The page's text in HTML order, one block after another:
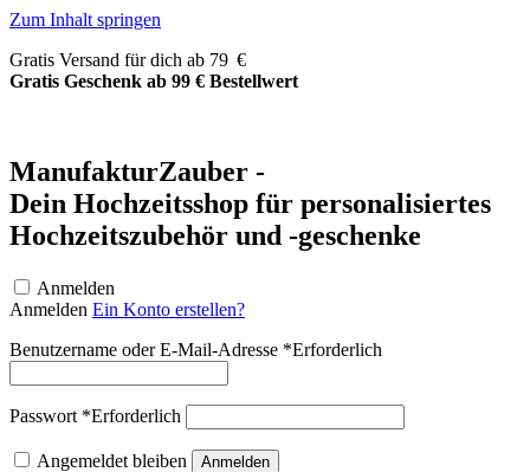
Zum Inhalt springen
Gratis Versand für dich ab 79 €
Gratis Geschenk ab 99 € Bestellwert
ManufakturZauber -
Dein Hochzeitsshop für personalisiertes
Hochzeitszubehör und -geschenke
Anmelden
Anmelden Ein Konto erstellen?
Benutzername oder E-Mail-Adresse *Erforderlich
Passwort *Erforderlich
Angemeldet bleiben Anmelden